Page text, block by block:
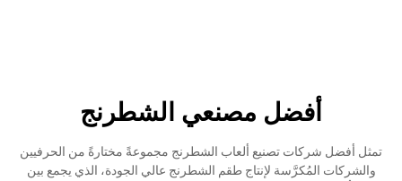
أفضل مصنعي الشطرنج
تمثل أفضل شركات تصنيع ألعاب الشطرنج مجموعةً مختارةً من الحرفيين
والشركات المُكرَّسة لإنتاج طقم الشطرنج عالي الجودة، الذي يجمع بين